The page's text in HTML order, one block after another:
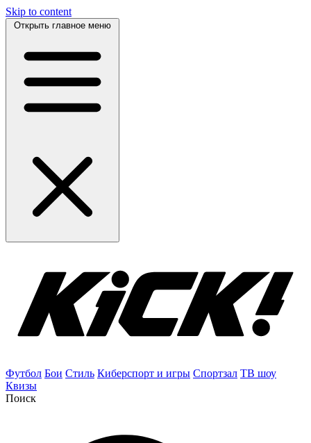
Skip to content
Открыть главное меню
Футбол Бои Стиль Киберспорт и игры Спортзал ТВ шоу
Квизы
Поиск